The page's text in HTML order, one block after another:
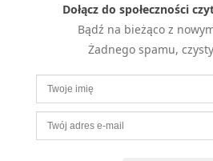
MOBILE
Android
KONTROLA
BAZY
Dołącz do społeczności
Bądź na bieżąco z
Żadnego spamu,